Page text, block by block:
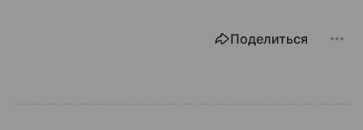
Поделиться